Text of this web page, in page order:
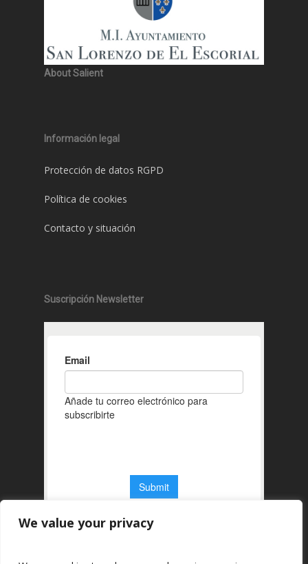
We value your privacy
About Salient
Información legal
Protección de datos RGPD
Política de cookies
Contacto y situación
Suscripción Newsletter